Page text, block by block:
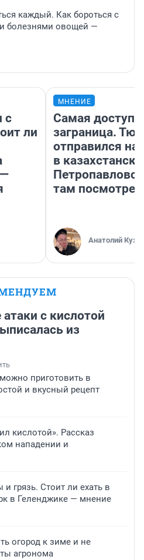
каждый. Как бороться с
болезнями овощей —
с
ли
МНЕНИЕ
Самая
заграница.
отправился
в
там
Анатолий
с кислотой
из
приготовить в
и вкусный рецепт
кислотой». Рассказ
нападении и
грязь. Стоит ли ехать в
в Геленджике — мнение
огород к зиме и не
агронома